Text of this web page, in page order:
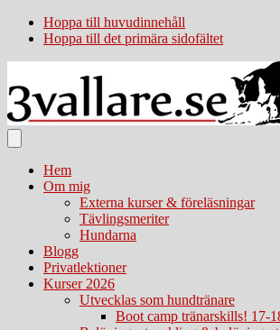
Hoppa till huvudinnehåll
Hoppa till det primära sidofältet
Hem
Om mig
Externa kurser & föreläsningar
Tävlingsmeriter
Hundarna
Blogg
Privatlektioner
Kurser 2026
Utvecklas som hundtränare
Boot camp tränarskills! 17-